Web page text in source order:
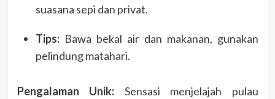
suasana sepi dan privat.
Tips:Bawa bekal air dan makanan, gunakan
pelindung matahari.
Pengalaman Unik: Sensasi menjelajah pulau